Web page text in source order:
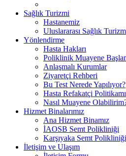
Sağlık Turizmi
Hastanemiz
Uluslararası Sağlık
Yönlendirme
Hasta Hakları
Poliklinik Muayene
Anlaşmalı Kurumlar
Ziyaretçi Rehberi
Bu Test Nerede Yapılıyor?
Hasta Refakatçi
Nasıl Muayene
Hizmet Binalarımız
Ana Hizmet Binamız
İAOSB Semt Polikliniği
Karşıyaka Semt Polikliniği
İletişim ve Ulaşım